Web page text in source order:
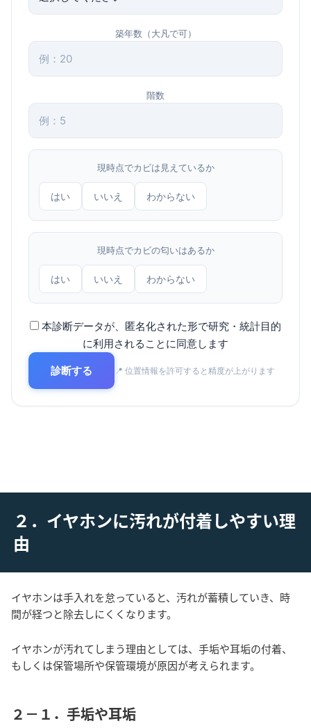
築年数（大凡で可）
階数
現時点でカビは見えているか
はい いいえ わからない
現時点でカビの匂いはあるか
はい いいえ わからない
本診断データが、匿名化された形で研究・統計目的
に利用されることに同意します
診断する 📍 位置情報を許可すると精度が上がります
２．イヤホンに汚れが付着しやすい理
由
イヤホンは手入れを怠っていると、汚れが蓄積していき、時
間が経つと除去しにくくなります。
イヤホンが汚れてしまう理由としては、手垢や耳垢の付着、
もしくは保管場所や保管環境が原因が考えられます。
２－１．手垢や耳垢